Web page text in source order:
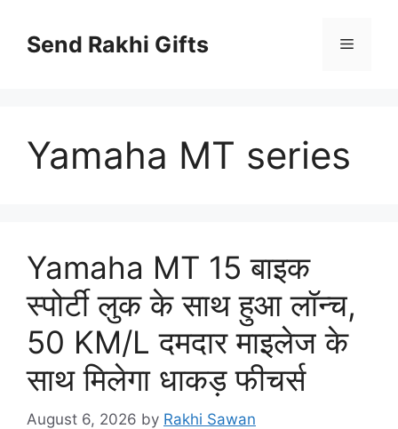
contentSend Rakhi Gifts Menu
Yamaha MT series
Yamaha MT 15 बाइक
स्पोर्टी लुक के साथ हुआ लॉन्च,
50 KM/L दमदार माइलेज के
साथ मिलेगा धाकड़ फीचर्स
August 6, 2026 by Rakhi Sawan